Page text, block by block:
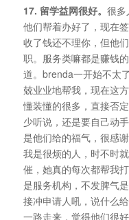
17. 留学益网很好。 很多
他们帮着办好了，现在
收了钱还不理你，但他
职。服务类嘛都是赚钱
道。brenda一开始不太
兢业业地帮我，现在这
懂装懂的很多，直接否
少听说，还是要自己动
是他们给的福气，很感
我是很烦的人，时不时
催，她真的每次都帮我
是服务机构，不发脾气
接冲申请人吼，说什么
一路走来，觉得他们很